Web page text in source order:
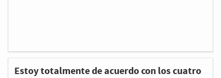
Estoy totalmente de acuerdo con los cuatro